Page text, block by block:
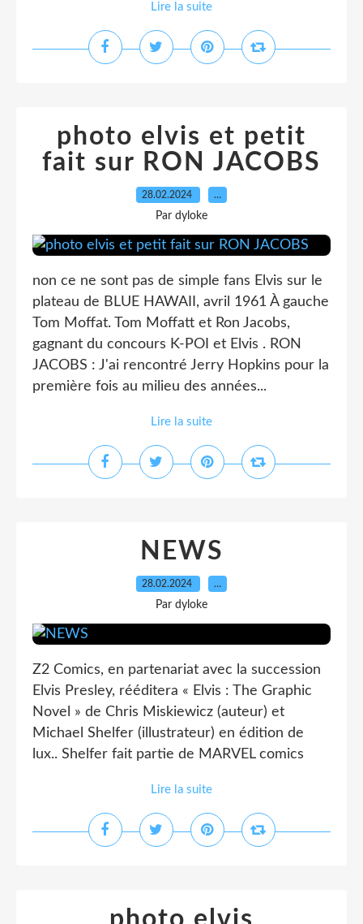
Lire la suite
photo elvis et petit
fait sur RON JACOBS
28.02.2024 …
Par dyloke
non ce ne sont pas de simple fans Elvis sur le
plateau de BLUE HAWAII, avril 1961 À gauche
Tom Moffat. Tom Moffatt et Ron Jacobs,
gagnant du concours K-POI et Elvis . RON
JACOBS : J'ai rencontré Jerry Hopkins pour la
première fois au milieu des années...
Lire la suite
NEWS
28.02.2024 …
Par dyloke
Z2 Comics, en partenariat avec la succession
Elvis Presley, rééditera « Elvis : The Graphic
Novel » de Chris Miskiewicz (auteur) et
Michael Shelfer (illustrateur) en édition de
lux.. Shelfer fait partie de MARVEL comics
Lire la suite